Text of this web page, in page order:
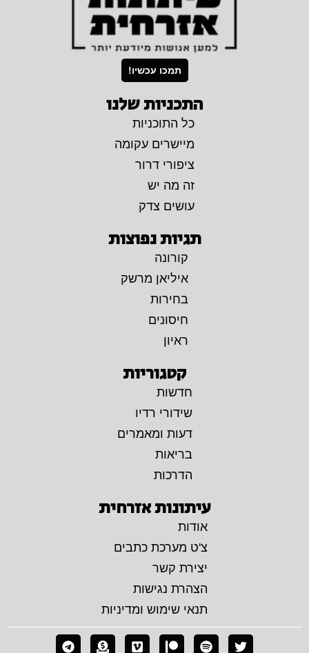
תמכו עכשיו!
התכניות שלנו
כל התוכניות
מיישרים עקומה
ציפורי דרור
זה מה יש
עושים צדק
תגיות נפוצות
קורונה
איליאן מרשק
בחירות
חיסונים
ראיון
קטגוריות
חדשות
שידורי רדיו
דעות ומאמרים
בריאות
הדרכות
עיתונות אזרחית
אודות
צ'ט מערכת כתבים
יצירת קשר
הצהרת נגישות
תנאי שימוש ומדיניות